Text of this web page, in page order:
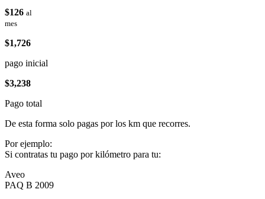
$126 al
mes
$1,726
pago inicial
$3,238
Pago total
De esta forma solo pagas por los km que recorres.
Por ejemplo:
Si contratas tu pago por kilómetro para tu:
Aveo
PAQ B 2009